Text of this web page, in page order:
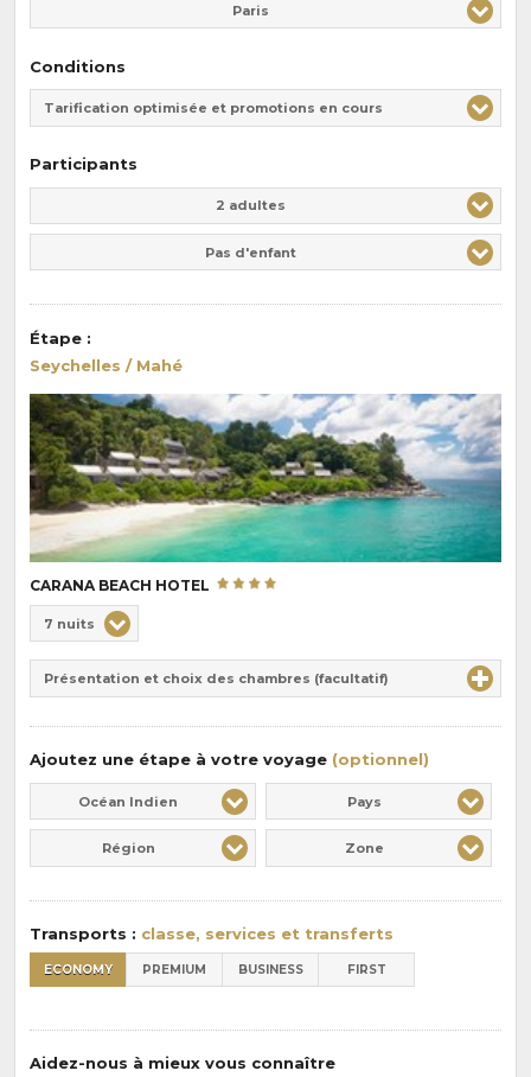
Paris
Conditions
Tarification optimisée et promotions en cours
Participants
2 adultes
Pas d'enfant
Étape :
Seychelles / Mahé
CARANA BEACH HOTEL
de
pension
:
Durée
7 nuits
Présentation et choix des chambres (facultatif)
Ajoutez une étape à votre voyage (optionnel)
Océan Indien Pays
Région Zone
Transports : classe, services et transferts
ECONOMY PREMIUM BUSINESS FIRST
Aidez-nous à mieux vous connaître